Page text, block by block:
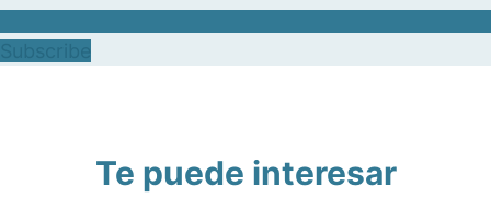
Te puede interesar